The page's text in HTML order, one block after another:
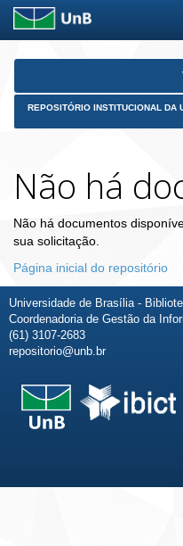
Skip
REPOSITÓRIO INSTITUCIONAL DA
Não há
Não há documentos
sua solicitação.
Página inicial do repositório
Universidade de Brasília -
Coordenadoria de Gestão da
(61) 3107-2683
repositorio@unb.br